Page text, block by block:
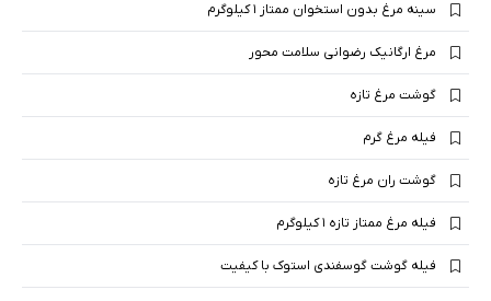
سینه مرغ بدون استخوان ممتاز ۱ کیلوگرم
مرغ ارگانیک رضوانی سلامت محور
گوشت مرغ تازه
فیله مرغ گرم
گوشت ران مرغ تازه
فیله مرغ ممتاز تازه ۱ کیلوگرم
فیله گوشت گوسفندی استوک با کیفیت